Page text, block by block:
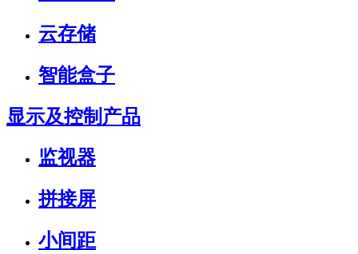
云存储
智能盒子
显示及控制产品
监视器
拼接屏
小间距